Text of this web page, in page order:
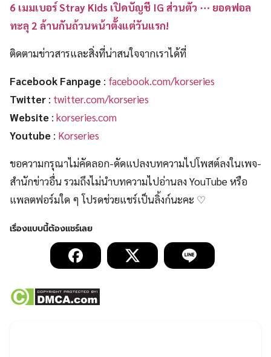
6 เมมเบอร์ Stray Kids เปิดบัญชี IG ส่วนตัว ⋯ ยอดฟอล
ทะลุ 2 ล้านกันถ้วนหน้าตั้งแต่วันแรก!
ติดตามข่าวสารและสิ่งที่น่าสนใจจากเราได้ที่
Facebook Fanpage : facebook.com/korseries
Twitter : twitter.com/korseries
Website : korseries.com
Youtube : Korseries
ขอความกรุณาไม่คัดลอก-ดัดแปลงบทความไปโพสต์ลงในเพจ-
สำนักข่าวอื่น รวมถึงไม่นำบทความไปอ่านลง YouTube หรือ
แพลตฟอร์มใด ๆ โปรดช่วยแชร์เป็นลิ้งก์นะคะ ♡